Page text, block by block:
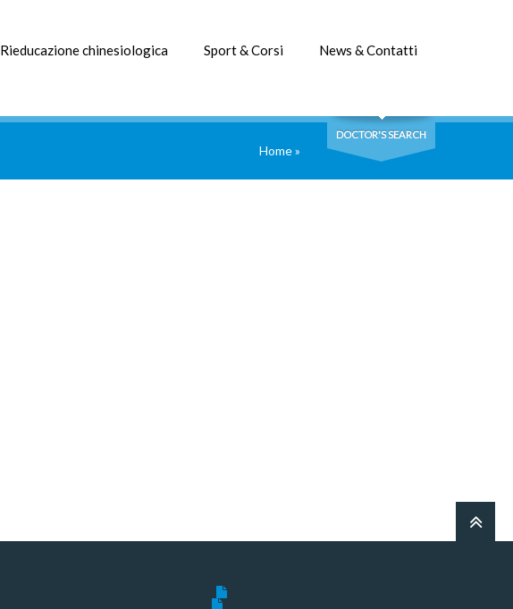
Rieducazione chinesiologica Sport & Corsi News & Contatti
DOCTOR'S SEARCH
Home»